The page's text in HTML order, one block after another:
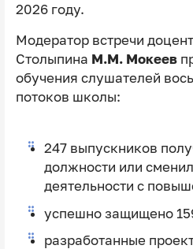
2026 году.
Модератор встречи
Столыпина М.М. Мокеев
обучения слушателей
потоков школы:
247 выпускников
должности или
деятельности с
успешно защищено
разработанные